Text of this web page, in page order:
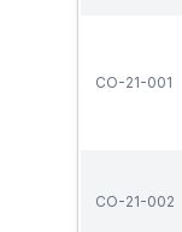
CO-21-001
CO-21-002